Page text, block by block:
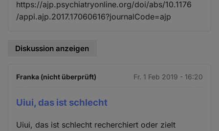
https://ajp.psychiatryonline.org/doi/abs/10.1176
/appi.ajp.2017.17060616?journalCode=ajp
Diskussion anzeigen
Franka (nicht überprüft) Fr. 1 Feb 2019 - 16:20
Uiui, das ist schlecht
Uiui, das ist schlecht recherchiert oder zielt